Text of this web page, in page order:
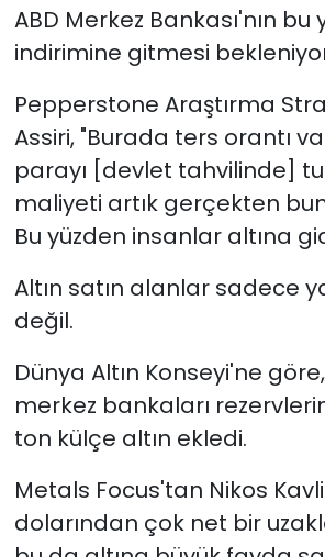
ABD Merkez Bankası'nın bu
indirimine gitmesi
Pepperstone Araştırma
Assiri, "Burada ters orantı
parayı [devlet tahvilinde]
maliyeti artık gerçekten
Bu yüzden insanlar altına
Altın satın alanlar sadece
değil.
Dünya Altın Konseyi'ne
merkez bankaları
ton külçe altın ekledi.
Metals Focus'tan Nikos
dolarından çok net bir